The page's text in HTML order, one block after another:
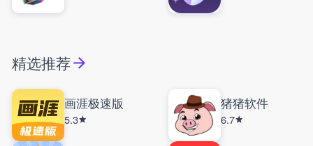
精选推荐
画涯极速版
5.3
猪猪软件
6.7